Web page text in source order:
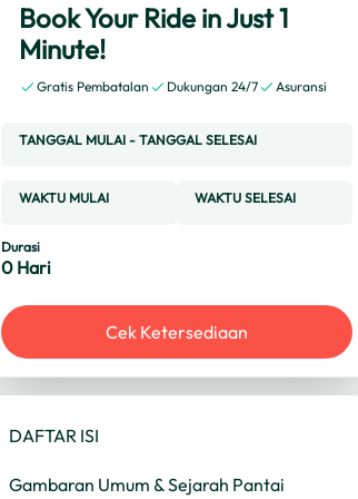
Book Your Ride in Just 1
Minute!
Gratis Pembatalan Dukungan 24/7 Asuransi
TANGGAL MULAI - TANGGAL SELESAI
WAKTU MULAI WAKTU SELESAI
Durasi
0 Hari
Cek Ketersediaan
DAFTAR ISI
Gambaran Umum & Sejarah Pantai